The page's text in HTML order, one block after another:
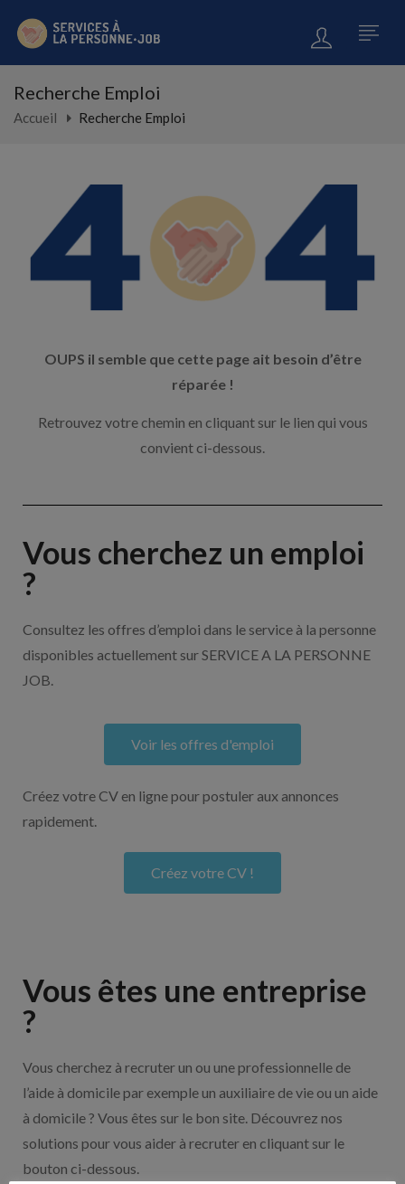
Recherche Emploi
Accueil Recherche Emploi
OUPS il semble que cette page ait besoin d’être
réparée !
Retrouvez votre chemin en cliquant sur le lien qui vous
convient ci-dessous.
Vous cherchez un emploi
?
Consultez les offres d’emploi dans le service à la personne
disponibles actuellement sur SERVICE A LA PERSONNE
JOB.
Voir les offres d'emploi
Créez votre CV en ligne pour postuler aux annonces
rapidement.
Créez votre CV !
Vous êtes une entreprise
?
Vous cherchez à recruter un ou une professionnelle de
l’aide à domicile par exemple un auxiliaire de vie ou un aide
à domicile ? Vous êtes sur le bon site. Découvrez nos
solutions pour vous aider à recruter en cliquant sur le
bouton ci-dessous.